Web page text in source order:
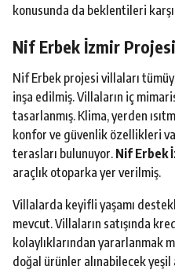
konusunda da beklentileri
Nif Erbek İzmir
Nif Erbek projesi villaları
inşa edilmiş. Villaların iç
tasarlanmış. Klima, yerden
konfor ve güvenlik özellikleri
terasları bulunuyor. Nif Erbek
araçlık otoparka yer verilmiş.
Villalarda keyifli yaşamı
mevcut. Villaların satışında
kolaylıklarından yararlanmak
doğal ürünler alınabilecek